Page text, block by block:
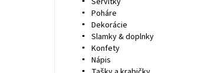
Poháre
Dekorácie
Slamky & doplnky
Konfety
Nápis